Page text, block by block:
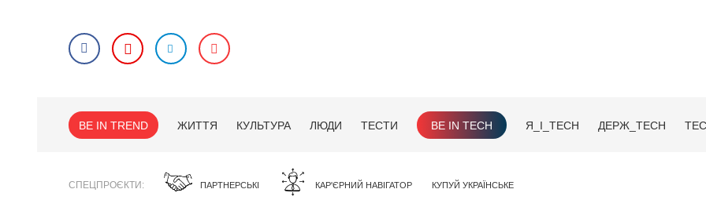
BE IN TREND ЖИТТЯ КУЛЬТУРА ЛЮДИ ТЕСТИ BE IN TECH Я_І_TECH ДЕРЖ_TECH
СПЕЦПРОЄКТИ ПАРТНЕРСЬКІ КАР'ЄРНИЙ НАВІГАТОР КУПУЙ УКРАЇНСЬКЕ